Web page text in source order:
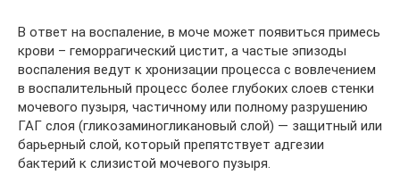
В ответ на воспаление, в моче может появиться примесь
крови – геморрагический цистит, а частые эпизоды
воспаления ведут к хронизации процесса с вовлечением
в воспалительный процесс более глубоких слоев стенки
мочевого пузыря, частичному или полному разрушению
ГАГ слоя (гликозаминогликановый слой) — защитный или
барьерный слой, который препятствует адгезии
бактерий к слизистой мочевого пузыря.